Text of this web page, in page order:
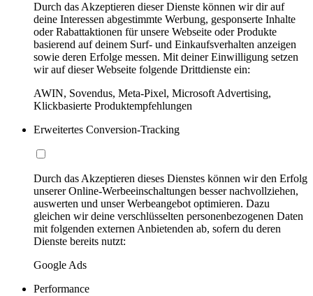
Durch das Akzeptieren dieser Dienste können wir dir auf
deine Interessen abgestimmte Werbung, gesponserte Inhalte
oder Rabattaktionen für unsere Webseite oder Produkte
basierend auf deinem Surf- und Einkaufsverhalten anzeigen
sowie deren Erfolge messen. Mit deiner Einwilligung setzen
wir auf dieser Webseite folgende Drittdienste ein:
AWIN, Sovendus, Meta-Pixel, Microsoft Advertising,
Klickbasierte Produktempfehlungen
Erweitertes Conversion-Tracking
Durch das Akzeptieren dieses Dienstes können wir den Erfolg
unserer Online-Werbeeinschaltungen besser nachvollziehen,
auswerten und unser Werbeangebot optimieren. Dazu
gleichen wir deine verschlüsselten personenbezogenen Daten
mit folgenden externen Anbietenden ab, sofern du deren
Dienste bereits nutzt:
Google Ads
Performance